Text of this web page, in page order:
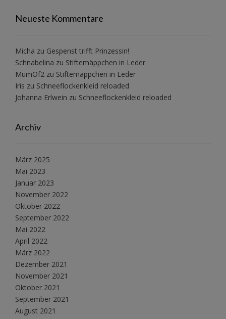
Neueste Kommentare
Micha zu Gespenst trifft Prinzessin!
Schnabelina zu Stiftemäppchen in Leder
MumOf2 zu Stiftemäppchen in Leder
Iris zu Schneeflockenkleid reloaded
Johanna Erlwein zu Schneeflockenkleid reloaded
Archiv
März 2025
Mai 2023
Januar 2023
November 2022
Oktober 2022
September 2022
Mai 2022
April 2022
März 2022
Dezember 2021
November 2021
Oktober 2021
September 2021
August 2021